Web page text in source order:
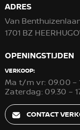
ADRES
Van
1701 BZ
OPENINGSTIJDEN
VERKOOP:
Ma t/m vr: 09.00 –
Zaterdag: 09.30 –
CONTACT